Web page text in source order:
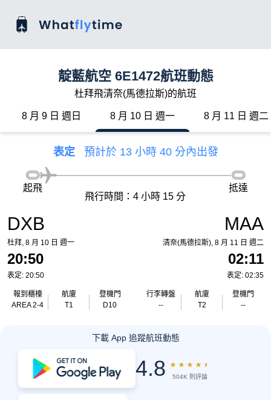
靛藍航空 6E1472航班動態
杜拜飛清奈(馬德拉斯)的航班
8 月 9 日 週日 8 月 10 日 週一 8 月 11 日 週二
表定 預計於 13 小時 40 分內出發
DXB
杜拜, 8 月 10 日 週一
20:50
表定: 20:50
報到櫃檯
AREA 2-4
航廈
T1
登機門
D10
起飛
飛行時間：4 小時 15 分
抵達
MAA
清奈(馬德拉斯), 8 月 11 日 週二
02:11
表定: 02:35
行李轉盤
--
航廈
T2
登機門
--
下載 App 追蹤航班動態
4.8 ★ ★ ★ ★ ★
504K 則評論